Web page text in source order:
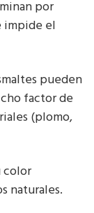
por
impide el
pueden
factor de
(plomo,
color
naturales.